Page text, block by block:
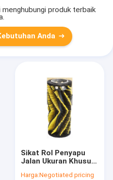
menghubungi produk terbaik
Anda
Sikat Rol Penyapu
Jalan Ukuran Khusus
Harga:Negotiated pricing